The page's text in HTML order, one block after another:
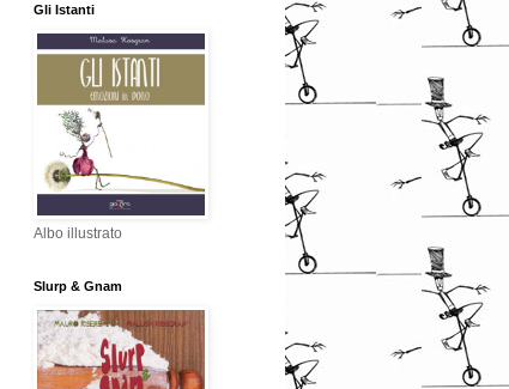
Gli Istanti
Albo illustrato
Slurp & Gnam